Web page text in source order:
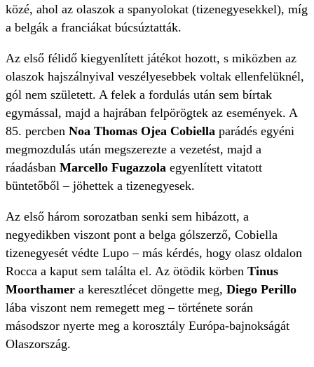
közé, ahol az olaszok a spanyolokat (tizenegyesekkel), míg
a belgák a franciákat búcsúztatták.
Az első félidő kiegyenlített játékot hozott, s miközben az
olaszok hajszálnyival veszélyesebbek voltak ellenfelüknél,
gól nem született. A felek a fordulás után sem bírtak
egymással, majd a hajrában felpörögtek az események. A
85. percben Noa Thomas Ojea Cobiella parádés egyéni
megmozdulás után megszerezte a vezetést, majd a
ráadásban Marcello Fugazzola egyenlített vitatott
büntetőből – jöhettek a tizenegyesek.
Az első három sorozatban senki sem hibázott, a
negyedikben viszont pont a belga gólszerző, Cobiella
tizenegyesét védte Lupo – más kérdés, hogy olasz oldalon
Rocca a kaput sem találta el. Az ötödik körben Tinus
Moorthamer a keresztlécet döngette meg, Diego Perillo
lába viszont nem remegett meg – története során
másodszor nyerte meg a korosztály Európa-bajnokságát
Olaszország.